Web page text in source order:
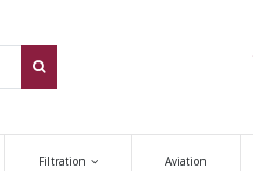
Filtration Aviation